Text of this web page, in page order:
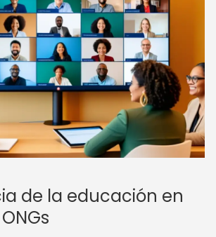
de la educación en